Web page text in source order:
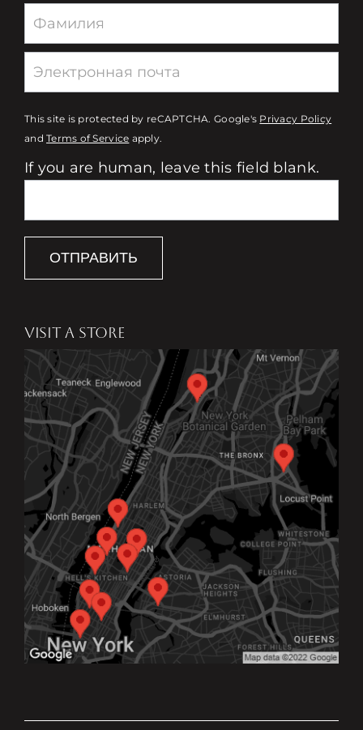
This site is protected by reCAPTCHA. Google's Privacy Policy
andTerms of Service apply.
If you are human, leave this field blank.
ОТПРАВИТЬ
VISIT A STORE